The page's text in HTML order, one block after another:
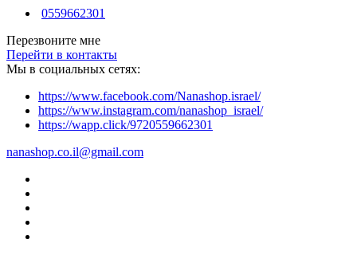
0559662301
Перезвоните мне
Перейти в контакты
Мы в социальных сетях:
https://www.facebook.com/Nanashop.israel/
https://www.instagram.com/nanashop_israel/
https://wapp.click/9720559662301
nanashop.co.il@gmail.com